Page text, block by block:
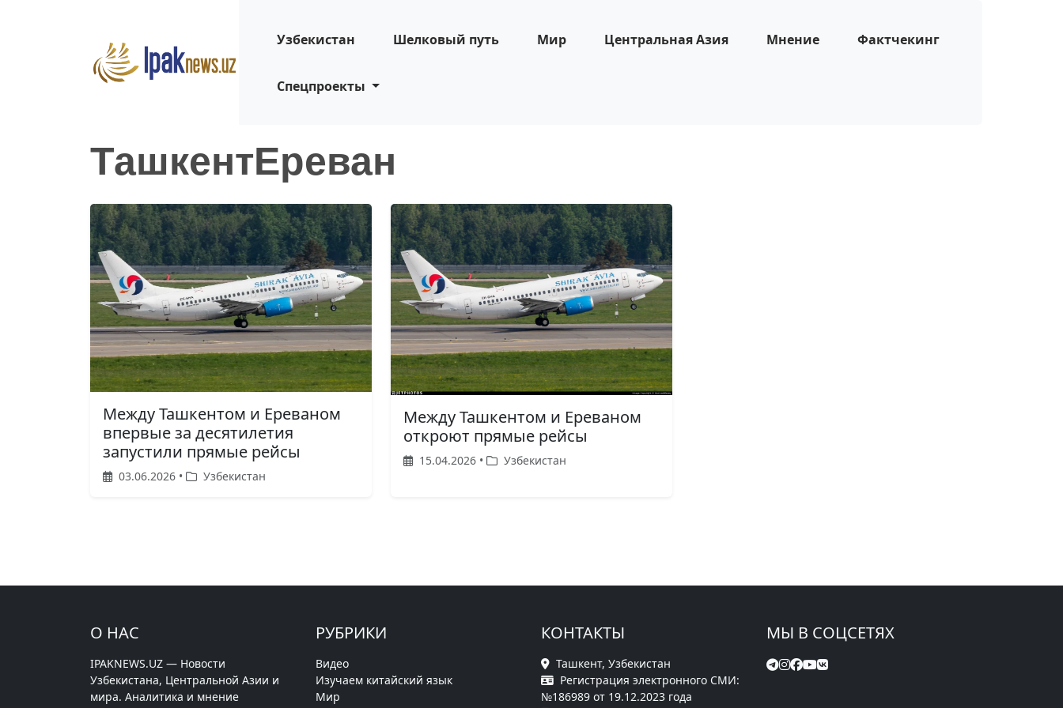
Узбекистан Шелковый путь Мир Центральная Азия Мнение Фактчекинг
Спецпроекты
ТашкентЕреван
Между Ташкентом и Ереваном
впервые за десятилетия
запустили прямые рейсы
03.06.2026 • Узбекистан
Между Ташкентом и Ереваном
откроют прямые рейсы
15.04.2026 • Узбекистан
О НАС
IPAKNEWS.UZ — Новости
Узбекистана, Центральной Азии и
мира. Аналитика и мнение
РУБРИКИ
Видео
Изучаем китайский язык
Мир
КОНТАКТЫ
Ташкент, Узбекистан
Регистрация электронного СМИ:
№186989 от 19.12.2023 года
МЫ В СОЦСЕТЯХ